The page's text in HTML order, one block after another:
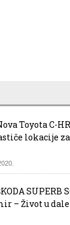
Toyota C-HR
lokacije
SUPERB
– Život u